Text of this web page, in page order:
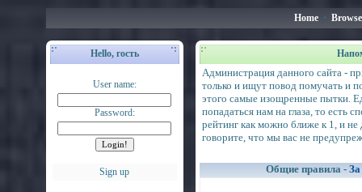
Home • Browse
Hello, гость
User name:
Password:
Sign up
Администрация данного сайта -
только и ищут повод помучать и
этого самые изощренные пытки.
попадаться нам на глаза, то есть
рейтинг как можно ближе к 1, и не
говорите, что мы вас не
Общие правила - За